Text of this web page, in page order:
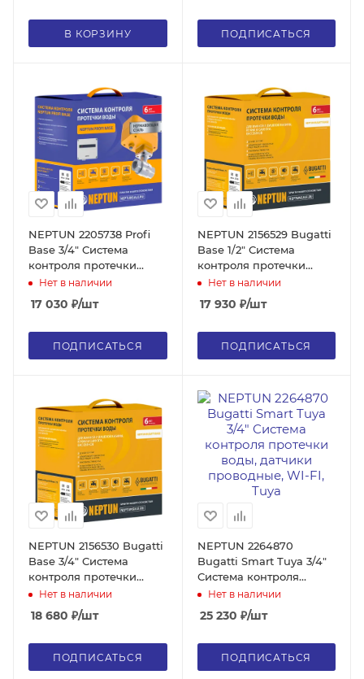
В КОРЗИНУ ПОДПИСАТЬСЯ
NEPTUN 2205738 Profi
Base 3/4" Система
контроля протечки
воды, датчики
проводные
Нет в наличии
17 030 ₽/шт
ПОДПИСАТЬСЯ
NEPTUN 2156529 Bugatti
Base 1/2" Система
контроля протечки
воды, датчики
проводные
Нет в наличии
17 930 ₽/шт
ПОДПИСАТЬСЯ
NEPTUN 2156530 Bugatti
Base 3/4" Система
контроля протечки
воды, датчики
проводные
Нет в наличии
18 680 ₽/шт
ПОДПИСАТЬСЯ
NEPTUN 2264870
Bugatti Smart Tuya 3/4"
Система контроля
протечки воды, датчики
проводные, WI-FI, Tuya
Нет в наличии
25 230 ₽/шт
ПОДПИСАТЬСЯ